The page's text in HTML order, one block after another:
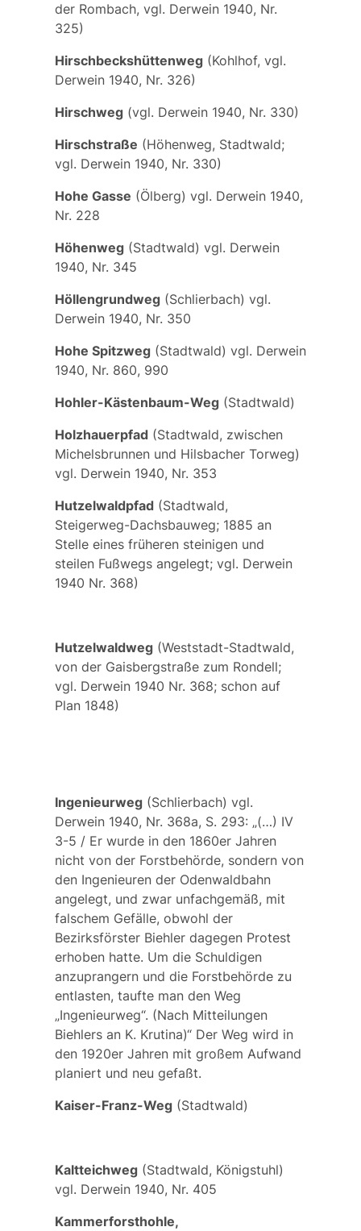
der Rombach, vgl. Derwein 1940, Nr.
325)
Hirschbeckshüttenweg(Kohlhof, vgl.
Derwein 1940, Nr. 326)
Hirschweg(vgl. Derwein 1940, Nr. 330)
Hirschstraße (Höhenweg, Stadtwald;
vgl. Derwein 1940, Nr. 330)
Hohe Gasse (Ölberg) vgl. Derwein 1940,
Nr. 228
Höhenweg(Stadtwald) vgl. Derwein
1940, Nr. 345
Höllengrundweg(Schlierbach) vgl.
Derwein 1940, Nr. 350
Hohe Spitzweg(Stadtwald) vgl. Derwein
1940, Nr. 860, 990
Hohler-Kästenbaum-Weg(Stadtwald)
Holzhauerpfad(Stadtwald, zwischen
Michelsbrunnen und Hilsbacher Torweg)
vgl. Derwein 1940, Nr. 353
Hutzelwaldpfad(Stadtwald,
Steigerweg-Dachsbauweg; 1885 an
Stelle eines früheren steinigen und
steilen Fußwegs angelegt; vgl. Derwein
1940 Nr. 368)
Hutzelwaldweg(Weststadt-Stadtwald,
von der Gaisbergstraße zum Rondell;
vgl. Derwein 1940 Nr. 368; schon auf
Plan 1848)
Ingenieurweg(Schlierbach) vgl.
Derwein 1940, Nr. 368a, S. 293: „(…) IV
3-5 / Er wurde in den 1860er Jahren
nicht von der Forstbehörde, sondern von
den Ingenieuren der Odenwaldbahn
angelegt, und zwar unfachgemäß, mit
falschem Gefälle, obwohl der
Bezirksförster Biehler dagegen Protest
erhoben hatte. Um die Schuldigen
anzuprangern und die Forstbehörde zu
entlasten, taufte man den Weg
„Ingenieurweg“. (Nach Mitteilungen
Biehlers an K. Krutina)“ Der Weg wird in
den 1920er Jahren mit großem Aufwand
planiert und neu gefaßt.
Kaiser-Franz-Weg(Stadtwald)
Kaltteichweg(Stadtwald, Königstuhl)
vgl. Derwein 1940, Nr. 405
Kammerforsthohle,